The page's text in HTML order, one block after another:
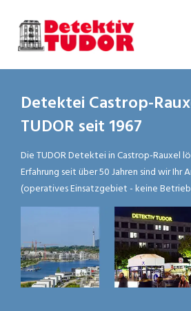
Detektei Castrop-
TUDOR seit 1967
Die TUDOR Detektei in Castrop-Rauxel
Erfahrung seit über 50 Jahren sind wir Ihr
(operatives Einsatzgebiet - keine